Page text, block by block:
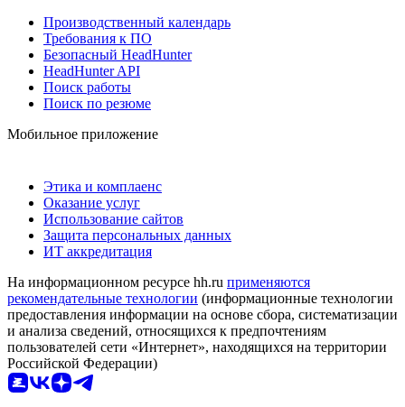
Производственный календарь
Требования к ПО
Безопасный HeadHunter
HeadHunter API
Поиск работы
Поиск по резюме
Мобильное приложение
Этика и комплаенс
Оказание услуг
Использование сайтов
Защита персональных данных
ИТ аккредитация
На информационном ресурсе hh.ru применяются
рекомендательные технологии (информационные технологии
предоставления информации на основе сбора, систематизации
и анализа сведений, относящихся к предпочтениям
пользователей сети «Интернет», находящихся на территории
Российской Федерации)